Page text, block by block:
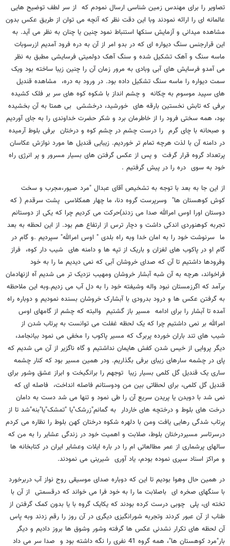
تصاویر را برای مهندس زمین شناسی ارسال نمودم که از سر لطف توضیح هایی
عالمانه ای را ارائه نمودند وبا این دقت نظر که آنچه می توان از طریق عکس بدون
مشاهده میدانی و آزمایش سنکها استنباط نمود چنین یا چنان به نظر می آید. به
این قرارجنس سنگ دیواره ای که در بدو امر از آن به دره فرود آمدیم ازرسوبات
ماسه سنگ و آهک تشکیل شده و سنگ آهک دولمیتی فرسایشی مطبق به نظر
می آمدو فرسایش های آبی وبادی به مرور زمان آن را چنین زیبا ساخته بود ویک
سمت دیواره را ماسه سنگ تشکیل داده بود. در ورود به دره، مشاهده قندیل
های سپید موسوم به چکانه و چشم انداز با شکوه کوه های سر بر فلک کشیده
برفی که تابش نخستین بارقه های خورشید، درخششی بی همتا به آن بخشیده
بود، همه سختی فرود را از خاطرمان برد و شکر حضرت خداوندی را به جای آوردیم
و صبحانه با چای گرم را درست چشم در چشم کوه و درختان برفی بلوط آرمیده
در دامنه آن با لذت هرچه تمام تر خوردیم. زیبایی قندیل ها مورد نوازش عکاسان
پرتعداد گروه قرار گرفت و پس از عکس گرفتن های بسیار مسرور و پر انرژی راه
خود به سوی دره را در پیش گرفتیم .
از این جا به بعد با توجه به تشخیص آقای عبدال "مرد صیور،مجرب و سخت
کوش کوهستان ها" وسرپرست گروه دنا، ما چهار همکلاسی پشت سرقدم ( که
دوستان اورا اوس امرالله صدا می زدند)حرکت می کردیم چرا که یکی از دوستانم
تجربه کوهنوردی اندکی داشت و دچار ترس از ارتفاع هم بود. از این لحظه به بعد
ما سرنوشت خود را به امان خدا وبه راه بلدی " اوس امرالله" سپردیم .و گام در
گام او در پاکوب های لغزان و باریک از تپه ها و دامنه های شیب دار کوه، فراز
وفرودها داشتیم تا آن که صدای خروشان آبی که نمی دیدیم ما را به خود
فراخواند، هرچه به آن شبه آبشار خروشان ومهیب نزدیک تر می شدیم آه ازنهادمان
برآمد که اگرزمستان نبود واله وشیفته خود را به دل آب می زدیم.وبه این ملاحظه
به گرفتن عکس ها و درود بدرودی با آبشارک خروشان بسنده نمودیم و دوباره راه
آمده تا آبشار را برای ادامه مسیر باز گشتیم والبته که چشم از گامهای اوس
امرالله بر نمی داشتیم چرا که یک لحظه غفلت می توانست به پرتاب شدن از
شیب های تند باران خورده پربرگ که مسیر پاکوب را مخفی می نمود بیانجامد،
دیگر پروایی از خیس شدن کفش هایمان نداشتیم و گاه ناگزیر از آن می شدیم که
پای در چشمه سارهای زیبای برفی بگذاریم. ودر همین مسیر بود که کنار چشمه
ساری یک قندیل گل کلمی بسیار زیبا توجهم را برانگیخت و ابراز عشق وشور برای
قندیل گل کلمی، برای لحظاتی بین من ودوستانم فاصله انداخت، فاصله ای که
نمی شد با دویدن یا پریدن سریع آن را طی نمود و تنها می شد دست به دامان
درخت های بلوط و درختچه های خاردار به گمانم"زرشک"یا "تمشک"یا"بنه"شد تا از
پرتاب شدگی رهایی یافت ومن با دلهره شکوه درختان کهن بلوط را نظاره می کردم
درسرتاسر مسیردرختان بلوط، صلابت و اهمیت خود در زندگی عشایر را به من که
سالهای پرشماری از عمر مطالعاتی ام را در باره ایلات وعشایر ایران در کتابخانه ها
و مراکز اسناد سپری نموده بودم، یاد آوری شیرینی می نمودند.
در همین حال وهوا بودیم تا این که دوباره صدای موسیقی روح نواز آب دربرخورد
با سنگهای صخره ای باصلابت ما را به خود فرا می خواند که درقسمتی از آن با
تخته ای، پلی چوبی درست کرده بودند که یکایک گروه با یا بدون کمک گرفتن از
طناب از آن عبور کردند وتجربه شورانگیزی دیگری در آن روز را رقم زدند وبه پاس
آن لحظه های تکرار نشدنی عکس ها گرفته وشور وشوق ها بروز دادیم و دیگر
بار"مرد کوهستان ها"، همه گروه 41 نفری را نگه داشته بود و صدا سر می داد